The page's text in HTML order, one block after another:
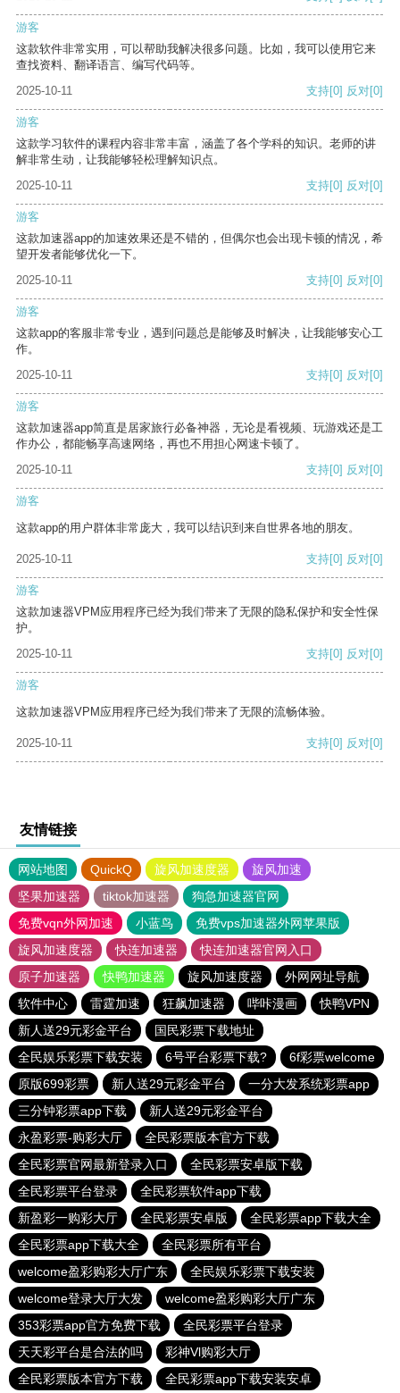
游客
这款软件非常实用，可以帮助我解决很多问题。比如，我可以使用它来
查找资料、翻译语言、编写代码等。
2025-10-11
支持[0] 反对[0]
游客
这款学习软件的课程内容非常丰富，涵盖了各个学科的知识。老师的讲
解非常生动，让我能够轻松理解知识点。
2025-10-11
支持[0] 反对[0]
游客
这款加速器app的加速效果还是不错的，但偶尔也会出现卡顿的情况，希
望开发者能够优化一下。
2025-10-11
支持[0] 反对[0]
游客
这款app的客服非常专业，遇到问题总是能够及时解决，让我能够安心工
作。
2025-10-11
支持[0] 反对[0]
游客
这款加速器app简直是居家旅行必备神器，无论是看视频、玩游戏还是工
作办公，都能畅享高速网络，再也不用担心网速卡顿了。
2025-10-11
支持[0] 反对[0]
游客
这款app的用户群体非常庞大，我可以结识到来自世界各地的朋友。
2025-10-11 支持[0] 反对[0]
游客
这款加速器VPM应用程序已经为我们带来了无限的隐私保护和安全性保
护。
2025-10-11
支持[0] 反对[0]
游客
这款加速器VPM应用程序已经为我们带来了无限的流畅体验。
2025-10-11 支持[0] 反对[0]
友情链接
网站地图 QuickQ 旋风加速度器
旋风加速
坚果加速器
tiktok加速器
狗急加速器官网
免费vqn外网加速
小蓝鸟
免费vps加速器外网苹果版
旋风加速度器
快连加速器
快连加速器官网入口
原子加速器
快鸭加速器 旋风加速度器
外网网址导航
软件中心
雷霆加速 狂飙加速器 哔咔漫画
快鸭VPN
新人送29元彩金平台
国民彩票下载地址
全民娱乐彩票下载安装
6号平台彩票下载?
6f彩票welcome
原版699彩票
新人送29元彩金平台
一分大发系统彩票app
三分钟彩票app下载
新人送29元彩金平台
永盈彩票-购彩大厅
全民彩票版本官方下载
全民彩票官网最新登录入口
全民彩票安卓版下载
全民彩票平台登录
全民彩票软件app下载
新盈彩一购彩大厅
全民彩票安卓版
全民彩票app下载大全
全民彩票app下载大全
全民彩票所有平台
welcome盈彩购彩大厅广东
全民娱乐彩票下载安装
welcome登录大厅大发
welcome盈彩购彩大厅广东
353彩票app官方免费下载
全民彩票平台登录
天天彩平台是合法的吗
彩神Vl购彩大厅
全民彩票版本官方下载
全民彩票app下载安装安卓